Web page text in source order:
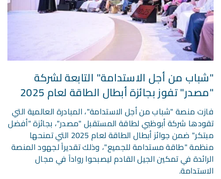
"شباب من أجل الاستدامة" التابعة لشركة
"مصدر" تفوز بجائزة أبطال الطاقة لعام 2025
فازت منصة "شباب من أجل الاستدامة"، المبادرة العالمية التي
تقودها شركة أبوظبي لطاقة المستقبل "مصدر"، بجائزة "أفضل
مبتكر" ضمن جوائز أبطال الطاقة لعام 2025 التي تمنحها
منظمة "طاقة مستدامة للجميع"، وذلك تقديراً لجهود المنصة
الرائدة في تمكين الجيل القادم ليصبحوا رواداً في مجال
الاستدامة.